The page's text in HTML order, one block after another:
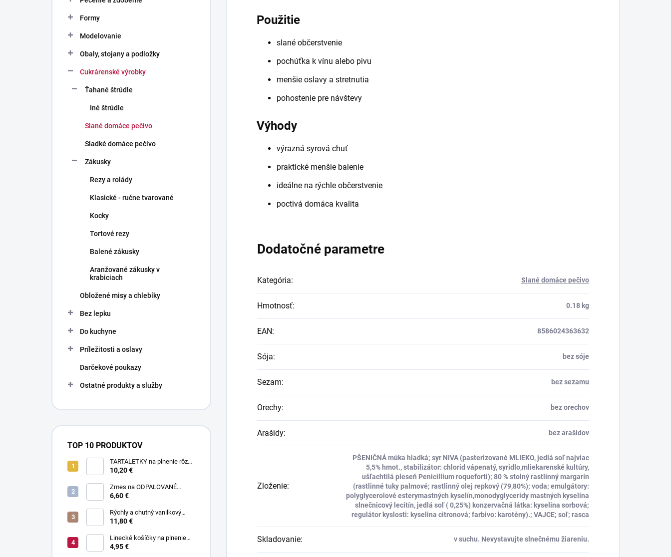
Formy
Modelovanie
Obaly, stojany a podložky
Cukrárenské výrobky
Ťahané štrúdle
Iné štrúdle
Slané domáce pečivo
Sladké domáce pečivo
Zákusky
Rezy a rolády
Klasické - ručne tvarované
Kocky
Tortové rezy
Balené zákusky
Aranžované zákusky v
krabiciach
Obložené misy a chlebíky
Bez lepku
Do kuchyne
Príležitosti a oslavy
Darčekové poukazy
Ostatné produkty a služby
TOP 10 PRODUKTOV
TARTALETKY na plnenie rôzne
druhy 34 ks
10,20 €
Zmes na ODPAĽOVANÉ
CESTO bez odpaľovania 500 g
6,60 €
Rýchly a chutný vanilkový
puding bez varenia 1 kg
11,80 €
Linecké košíčky na plnenie
300 g
4,95 €
Použitie
slané občerstvenie
pochúťka k vínu alebo pivu
menšie oslavy a stretnutia
pohostenie pre návštevy
Výhody
výrazná syrová chuť
praktické menšie balenie
ideálne na rýchle občerstvenie
poctivá domáca kvalita
Dodatočné parametre
Kategória: Slané domáce pečivo
Hmotnosť: 0.18 kg
EAN: 8586024363632
Sója: bez sóje
Sezam: bez sezamu
Orechy: bez orechov
Arašidy: bez arašidov
Zloženie:
PŠENIČNÁ múka hladká; syr NIVA (pasterizované MLIEKO, jedlá soľ najviac
5,5% hmot., stabilizátor: chlorid vápenatý, syridlo,mliekarenské kultúry,
ušľachtilá pleseň Penicillium roqueforti); 80 % stolný rastlinný margarín
(rastlinné tuky palmové; rastlinný olej repkový (79,80%); voda; emulgátory:
polyglycerolové esterymastných kyselín,monodyglyceridy mastných kyselína
slnečnicový lecitín, jedlá soľ ( 0,25%) konzervačná látka: kyselina sorbová;
regulátor kyslosti: kyselina citronová; farbivo: karotény).; VAJCE; soľ; rasca
Skladovanie: v suchu. Nevystavujte slnečnému žiareniu.